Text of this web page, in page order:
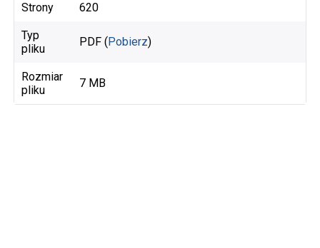
Strony 620
Typ
pliku
PDF (Pobierz)
Rozmiar
pliku
7 MB